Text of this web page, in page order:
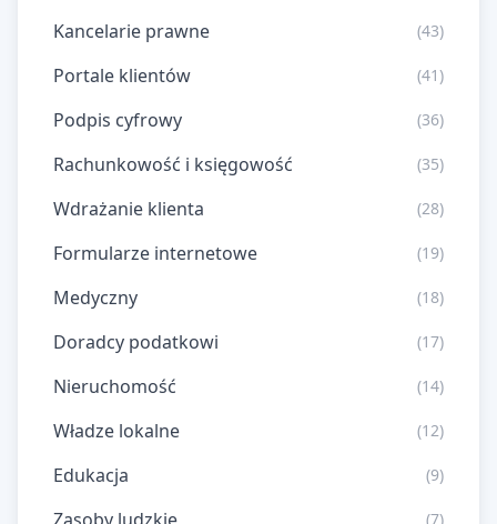
Kancelarie prawne (43)
Portale klientów (41)
Podpis cyfrowy (36)
Rachunkowość i księgowość (35)
Wdrażanie klienta (28)
Formularze internetowe (19)
Medyczny (18)
Doradcy podatkowi (17)
Nieruchomość (14)
Władze lokalne (12)
Edukacja (9)
(7)